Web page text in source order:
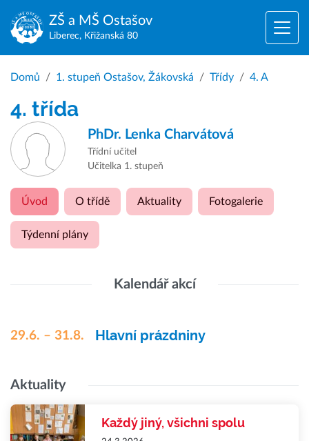
ZŠ a MŠ Ostašov
Liberec, Křižanská 80
Domů 1. stupeň Ostašov, Žákovská Třídy 4. A
4. třída
PhDr. Lenka Charvátová
Třídní učitel
Učitelka 1. stupeň
Úvod O třídě Aktuality Fotogalerie
Týdenní plány
Kalendář akcí
29.6. – 31.8. Hlavní prázdniny
Aktuality
Každý jiný, všichni spolu